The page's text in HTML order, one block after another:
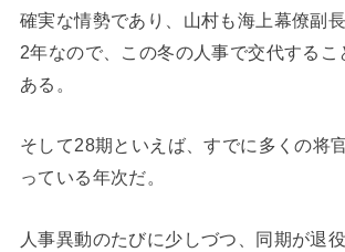
確実な情勢であり、山村も海上幕僚副
2年なので、この冬の人事で交代するこ
ある。
そして28期といえば、すでに多くの将
っている年次だ。
人事異動のたびに少しづつ、同期が退